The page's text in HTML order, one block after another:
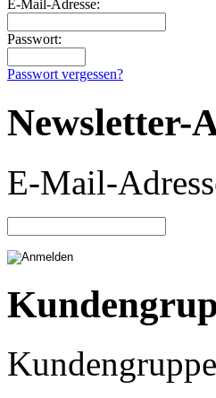
E-Mail-Adresse:
Passwort:
Passwort vergessen?
Newsletter-
E-Mail-